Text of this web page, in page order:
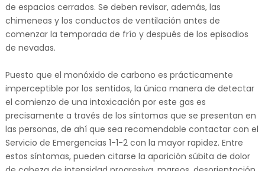
de espacios cerrados. Se deben revisar, además, las
chimeneas y los conductos de ventilación antes de
comenzar la temporada de frío y después de los episodios
de nevadas.
Puesto que el monóxido de carbono es prácticamente
imperceptible por los sentidos, la única manera de detectar
el comienzo de una intoxicación por este gas es
precisamente a través de los síntomas que se presentan en
las personas, de ahí que sea recomendable contactar con el
Servicio de Emergencias 1-1-2 con la mayor rapidez. Entre
estos síntomas, pueden citarse la aparición súbita de dolor